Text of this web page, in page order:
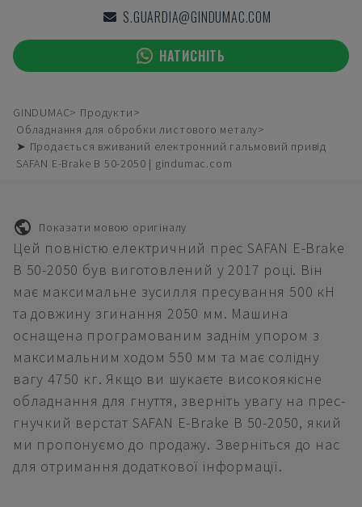
S.GUARDIA@GINDUMAC.COM
НАТИСНІТЬ
GINDUMAC
Продукти
Обладнання для обробки листового металу
➤ Продається вживаний електронний гальмовий привід
SAFAN E-Brake B 50-2050 | gindumac.com
Показати мовою оригіналу
Цей повністю електричний прес SAFAN E-Brake
B 50-2050 був виготовлений у 2017 році. Він
має максимальне зусилля пресування 500 кН
та довжину згинання 2050 мм. Машина
оснащена програмованим заднім упором з
максимальним ходом 550 мм та має солідну
вагу 4750 кг. Якщо ви шукаєте високоякісне
обладнання для гнуття, зверніть увагу на прес-
гнучкий верстат SAFAN E-Brake B 50-2050, який
ми пропонуємо до продажу. Зверніться до нас
для отримання додаткової інформації.